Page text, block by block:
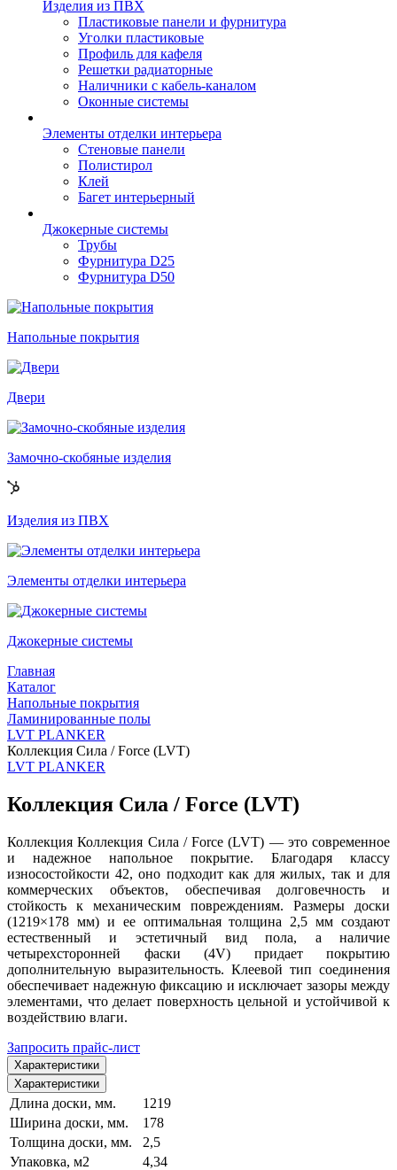
Изделия из ПВХ
Пластиковые панели и фурнитура
Уголки пластиковые
Профиль для кафеля
Решетки радиаторные
Наличники с кабель-каналом
Оконные системы
Элементы отделки интерьера
Стеновые панели
Полистирол
Клей
Багет интерьерный
Джокерные системы
Трубы
Фурнитура D25
Фурнитура D50
Напольные покрытия
Двери
Замочно-скобяные изделия
Изделия из ПВХ
Элементы отделки интерьера
Джокерные системы
Главная
Каталог
Напольные покрытия
Ламинированные полы
LVT PLANKER
Коллекция Сила / Force (LVT)
LVT PLANKER
Коллекция Сила / Force (LVT)
Коллекция Коллекция Сила / Force (LVT) — это современное
и надежное напольное покрытие. Благодаря классу
износостойкости 42, оно подходит как для жилых, так и для
коммерческих объектов, обеспечивая долговечность и
стойкость к механическим повреждениям. Размеры доски
(1219×178 мм) и ее оптимальная толщина 2,5 мм создают
естественный и эстетичный вид пола, а наличие
четырехсторонней фаски (4V) придает покрытию
дополнительную выразительность. Клеевой тип соединения
обеспечивает надежную фиксацию и исключает зазоры между
элементами, что делает поверхность цельной и устойчивой к
воздействию влаги.
Запросить прайс-лист
Характеристики
Характеристики
Длина доски, мм.
1219
Ширина доски, мм.
178
Толщина доски, мм.
2,5
Упаковка, м2
4,34